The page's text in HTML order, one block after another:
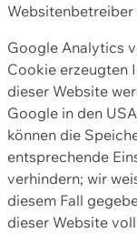
Websitenbetreiber
Google Analytics
Cookie erzeugten
dieser Website
Google in den
können die
entsprechende
verhindern; wir
diesem Fall
dieser Website